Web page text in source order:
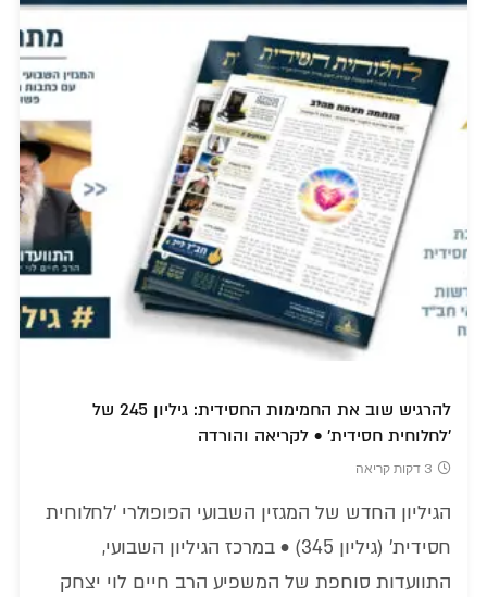
להרגיש שוב את החמימות החסידית: גיליון 245 של
'לחלוחית חסידית' • לקריאה והורדה
3 דקות קריאה
הגיליון החדש של המגזין השבועי הפופולרי 'לחלוחית
חסידית' (גיליון 345) • במרכז הגיליון השבועי,
התוועדות סוחפת של המשפיע הרב חיים לוי יצחק